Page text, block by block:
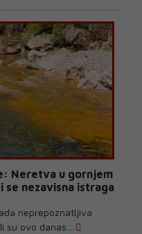
Neretva u gornjem
nezavisna istraga
neprepoznatljiva
ovo danas...